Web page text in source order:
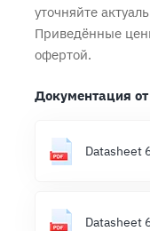
уточняйте
Приведённые
офертой.
Документация
Datasheet
Datasheet